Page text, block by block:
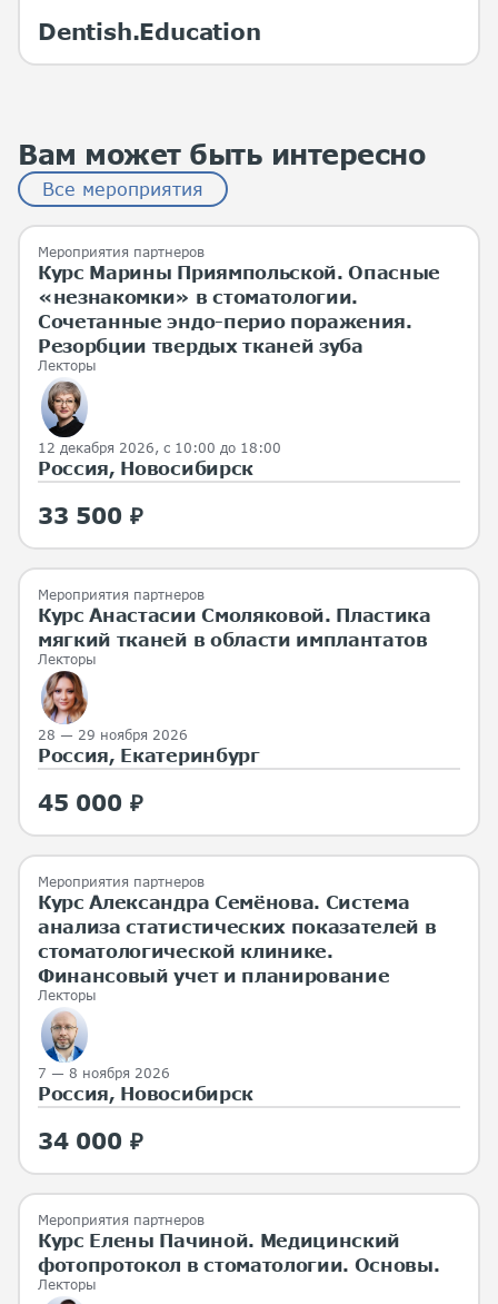
Dentish.Education
Вам может быть интересно
Все мероприятия
Мероприятия партнеров
Курс Марины Приямпольской. Опасные
«незнакомки» в стоматологии.
Сочетанные эндо-перио поражения.
Резорбции твердых тканей зуба
Лекторы
12 декабря 2026, с 10:00 до 18:00
Россия, Новосибирск
33 500 ₽
Мероприятия партнеров
Курс Анастасии Смоляковой. Пластика
мягкий тканей в области имплантатов
Лекторы
28 — 29 ноября 2026
Россия, Екатеринбург
45 000 ₽
Мероприятия партнеров
Курс Александра Семёнова. Система
анализа статистических показателей в
стоматологической клинике.
Финансовый учет и планирование
Лекторы
7 — 8 ноября 2026
Россия, Новосибирск
34 000 ₽
Мероприятия партнеров
Курс Елены Пачиной. Медицинский
фотопротокол в стоматологии. Основы.
Лекторы